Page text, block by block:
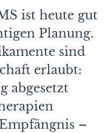
ist heute gut
Planung.
sind
erlaubt:
abgesetzt
–